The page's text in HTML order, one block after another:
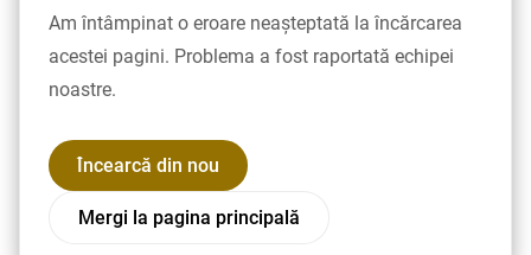
Am întâmpinat o eroare neașteptată la încărcarea
acestei pagini. Problema a fost raportată echipei
noastre.
Încearcă din nou
Mergi la pagina principală